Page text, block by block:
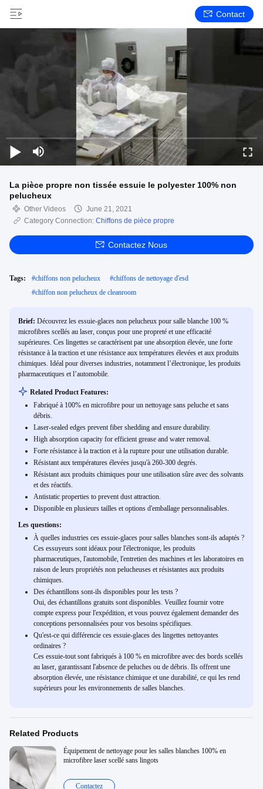
Contact
La pièce propre non tissée essuie le polyester 100% non
pelucheux
Other Videos
June 21, 2021
Category Connection: Chiffons de pièce propre
Contactez Nous
Tags: #chiffons non pelucheux #chiffons de nettoyage d'esd
#chiffon non pelucheux de cleanroom
Brief: Découvrez les essuie-glaces non pelucheux pour salle blanche 100 %
microfibres scellés au laser, conçus pour une propreté et une efficacité
supérieures. Ces lingettes se caractérisent par une absorption élevée, une forte
résistance à la traction et une résistance aux températures élevées et aux produits
chimiques. Idéal pour diverses industries, notamment l’électronique, les produits
pharmaceutiques et l’automobile.
Related Product Features:
Fabriqué à 100% en microfibre pour un nettoyage sans peluche et sans
débris.
Laser-sealed edges prevent fiber shedding and ensure durability.
High absorption capacity for efficient grease and water removal.
Forte résistance à la traction et à la rupture pour une utilisation durable.
Résistant aux températures élevées jusqu'à 260-300 degrés.
Résistant aux produits chimiques pour une utilisation sûre avec des solvants
et des réactifs.
Antistatic properties to prevent dust attraction.
Disponible en plusieurs tailles et options d'emballage personnalisables.
Les questions:
À quelles industries ces essuie-glaces pour salles blanches sont-ils adaptés ?
Ces essuyeurs sont idéaux pour l'électronique, les produits
pharmaceutiques, l'automobile, l'entretien des machines et les laboratoires en
raison de leurs propriétés non pelucheuses et résistantes aux produits
chimiques.
Des échantillons sont-ils disponibles pour les tests ?
Oui, des échantillons gratuits sont disponibles. Veuillez fournir votre
compte express pour l'expédition, et vous pouvez également demander des
conceptions personnalisées pour vos besoins spécifiques.
Qu'est-ce qui différencie ces essuie-glaces des lingettes nettoyantes
ordinaires ?
Ces essuie-tout sont fabriqués à 100 % en microfibre avec des bords scellés
au laser, garantissant l'absence de peluches ou de débris. Ils offrent une
absorption élevée, une résistance chimique et une durabilité, ce qui les rend
supérieurs pour les environnements de salles blanches.
Related Products
Équipement de nettoyage pour les salles blanches 100% en
microfibre laser scellé sans lingots
Contactez